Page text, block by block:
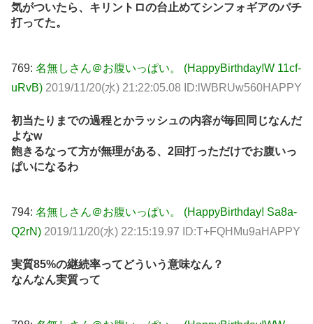
気がついたら、キリントロの台止めてシンフォギアのパチ
打ってた。
769: 名無しさん＠お腹いっぱい。 (HappyBirthday!W 11cf-
uRvB) 2019/11/20(水) 21:22:05.08 ID:lWBRUw560HAPPY
初当たりまでの過程とかラッシュの内容が毎回同じなんだ
よなw
飽きるなって方が無理がある、2回打っただけでお腹いっ
ぱいになるわ
794: 名無しさん＠お腹いっぱい。 (HappyBirthday! Sa8a-
Q2rN) 2019/11/20(水) 22:15:19.97 ID:T+FQHMu9aHAPPY
実質85%の継続率ってどういう意味なん？
なんなん実質って